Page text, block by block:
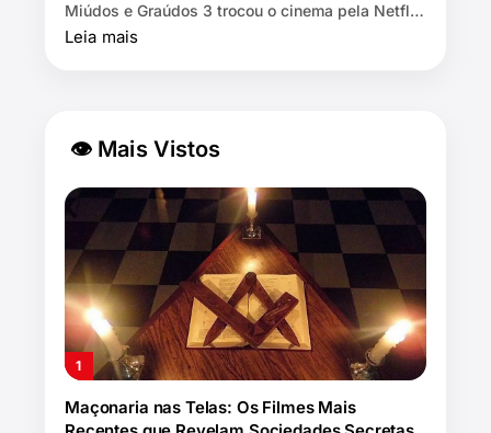
Miúdos e Graúdos 3 trocou o cinema pela Netflix
⏱️ 7 min de leitura …
Leia mais
👁 Mais Vistos
Maçonaria nas Telas: Os Filmes Mais